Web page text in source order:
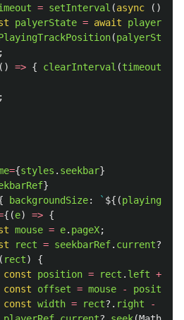
= setInterval (async ()
palyerState = await playerRef
(palyerState
() => { clearInterval (timeout
={styles . seekbar}
}
backgroundSize: ` ${(
{(e) => {
mouse = e. pageX;
rect = seekbarRef. current?.
( rect)
{
const
position = rect . left +
const
offset = mouse - position
const width = rect?. right -